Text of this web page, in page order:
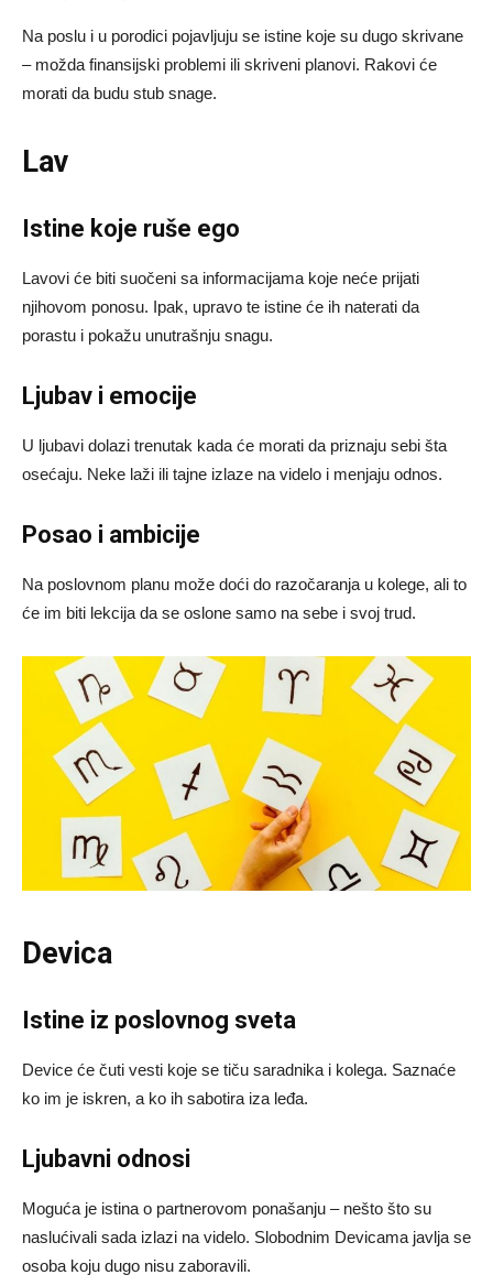
Na poslu i u porodici pojavljuju se istine koje su dugo skrivane
– možda finansijski problemi ili skriveni planovi. Rakovi će
morati da budu stub snage.
Lav
Istine koje ruše ego
Lavovi će biti suočeni sa informacijama koje neće prijati
njihovom ponosu. Ipak, upravo te istine će ih naterati da
porastu i pokažu unutrašnju snagu.
Ljubav i emocije
U ljubavi dolazi trenutak kada će morati da priznaju sebi šta
osećaju. Neke laži ili tajne izlaze na videlo i menjaju odnos.
Posao i ambicije
Na poslovnom planu može doći do razočaranja u kolege, ali to
će im biti lekcija da se oslone samo na sebe i svoj trud.
Devica
Istine iz poslovnog sveta
Device će čuti vesti koje se tiču saradnika i kolega. Saznaće
ko im je iskren, a ko ih sabotira iza leđa.
Ljubavni odnosi
Moguća je istina o partnerovom ponašanju – nešto što su
naslućivali sada izlazi na videlo. Slobodnim Devicama javlja se
osoba koju dugo nisu zaboravili.